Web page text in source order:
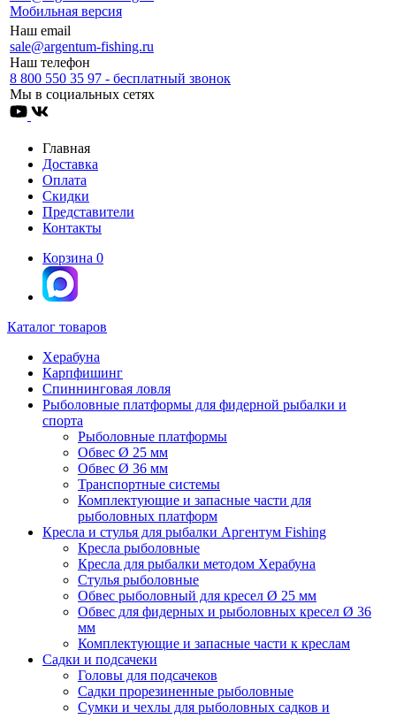
Мобильная версия
Наш email
sale@argentum-fishing.ru
Наш телефон
8 800 550 35 97 - бесплатный звонок
Мы в социальных сетях
Главная
Доставка
Оплата
Скидки
Представители
Контакты
Корзина 0
Каталог товаров
Херабуна
Карпфишинг
Спиннинговая ловля
Рыболовные платформы для фидерной рыбалки и
спорта
Рыболовные платформы
Обвес Ø 25 мм
Обвес Ø 36 мм
Транспортные системы
Комплектующие и запасные части для
рыболовных платформ
Кресла и стулья для рыбалки Аргентум Fishing
Кресла рыболовные
Кресла для рыбалки методом Херабуна
Стулья рыболовные
Обвес рыболовный для кресел Ø 25 мм
Обвес для фидерных и рыболовных кресел Ø 36
мм
Комплектующие и запасные части к креслам
Садки и подсачеки
Головы для подсачеков
Садки прорезиненные рыболовные
Сумки и чехлы для рыболовных садков и